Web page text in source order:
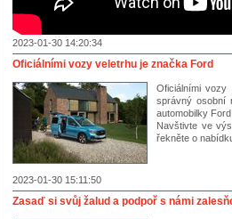
2023-01-30 14:20:34
Oficiálními vozy veletrhu je značka Ford
Oficiálními vozy
správný osobní
automobilky
Navštivte ve
řekněte o
2023-01-30 15:11:50
Zasaď si svůj žalud a podpoř s námi